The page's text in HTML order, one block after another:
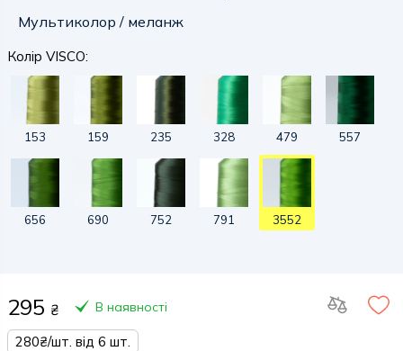
Мультиколор / меланж
Колір VISCO:
153 159 235 328 479 557
656 690 752 791 3552
295 ₴ В наявності
280₴/шт. від 6 шт.